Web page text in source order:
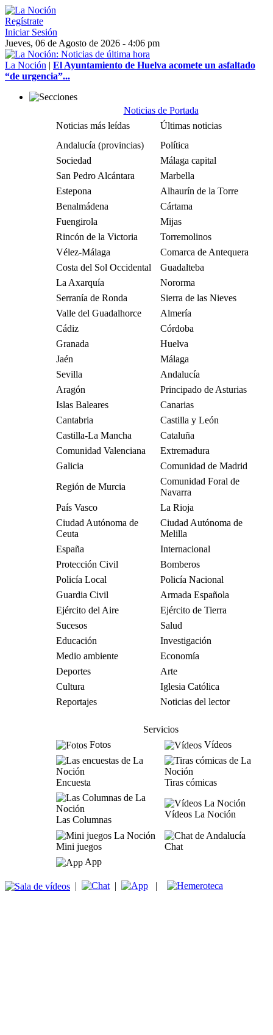
Regístrate
Iniciar Sesión
Jueves, 06 de Agosto de 2026 - 4:06 pm
La Noción | El Ayuntamiento de Huelva acomete un asfaltado
“de urgencia”...
Noticias de Portada
Noticias más leídas
Últimas noticias
Andalucía (provincias)
Política
Sociedad
Málaga capital
San Pedro Alcántara
Marbella
Estepona
Alhaurín de la Torre
Benalmádena
Cártama
Fuengirola
Mijas
Rincón de la Victoria
Torremolinos
Vélez-Málaga
Comarca de Antequera
Costa del Sol Occidental
Guadalteba
La Axarquía
Nororma
Serranía de Ronda
Sierra de las Nieves
Valle del Guadalhorce
Almería
Cádiz
Córdoba
Granada
Huelva
Jaén
Málaga
Sevilla
Andalucía
Aragón
Principado de Asturias
Islas Baleares
Canarias
Cantabria
Castilla y León
Castilla-La Mancha
Cataluña
Comunidad Valenciana
Extremadura
Galicia
Comunidad de Madrid
Región de Murcia
Comunidad Foral de
Navarra
País Vasco
La Rioja
Ciudad Autónoma de
Ceuta
Ciudad Autónoma de
Melilla
España
Internacional
Protección Civil
Bomberos
Policía Local
Policía Nacional
Guardia Civil
Armada Española
Ejército del Aire
Ejército de Tierra
Sucesos
Salud
Educación
Investigación
Medio ambiente
Economía
Deportes
Arte
Cultura
Iglesia Católica
Reportajes
Noticias del lector
Servicios
Fotos
Vídeos
Encuesta Tiras cómicas
Las Columnas
Vídeos La Noción
Mini juegos
Chat
App
| | |